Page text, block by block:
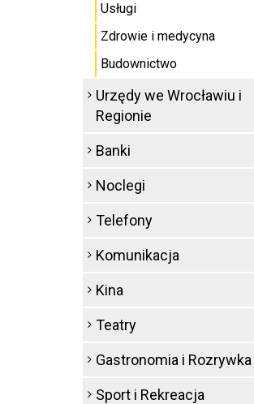
Usługi
Zdrowie i medycyna
Budownictwo
Urzędy we Wrocławiu i
Regionie
Banki
Noclegi
Telefony
Komunikacja
Kina
Teatry
Gastronomia i Rozrywka
Sport i Rekreacja